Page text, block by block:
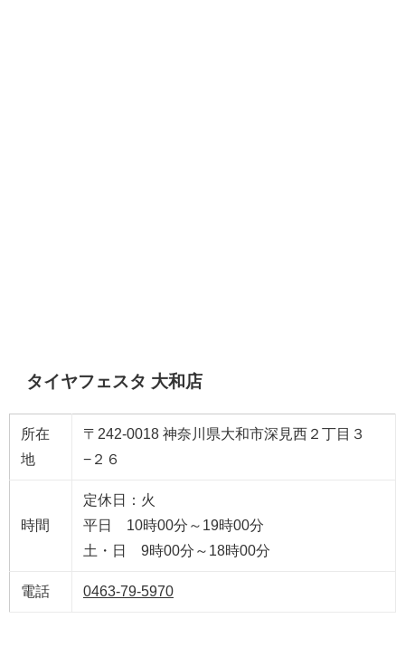
タイヤフェスタ 大和店
所在
地
〒242-0018 神奈川県大和市深見西２丁目３
−２６
時間
定休日：火
平日 10時00分～19時00分
土・日 9時00分～18時00分
電話 0463-79-5970